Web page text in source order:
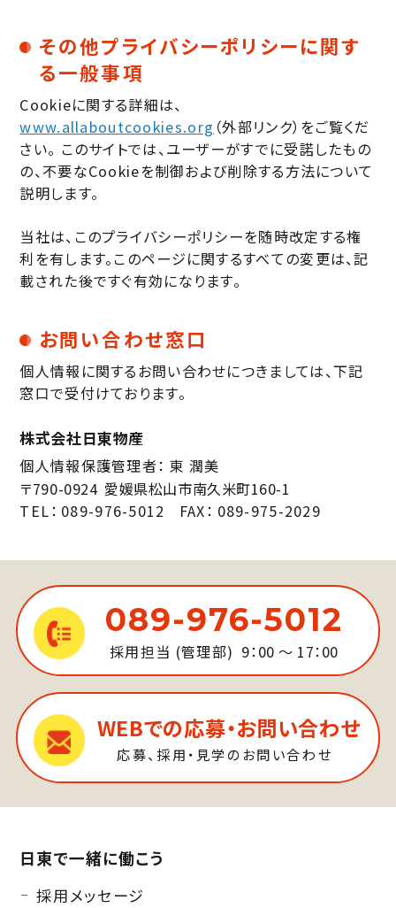
その他プライバシーポリシーに関す
る一般事項
Cookieに関する詳細は、
www.allaboutcookies.org （外部リンク）をご覧くだ
さい。 このサイトでは、ユーザーがすでに受諾したもの
の、不要なCookieを制御および削除する方法について
説明します。
当社は、このプライバシーポリシーを随時改定する権
利を有します。このページに関するすべての変更は、記
載された後ですぐ有効になります。
お問い合わせ窓口
個人情報に関するお問い合わせにつきましては、下記
窓口で受付けております。
株式会社日東物産
個人情報保護管理者
東 潤美
〒790-0924 愛媛県松山市南久米町160-1
TEL
089-976-5012 FAX 089-975-2029
089-976-5012
採用担当 (管理部) 9：00 ～ 17：00
WEBでの応募・お問い合わせ
応募、採用・見学のお問い合わせ
日東で一緒に働こう
採用メッセージ